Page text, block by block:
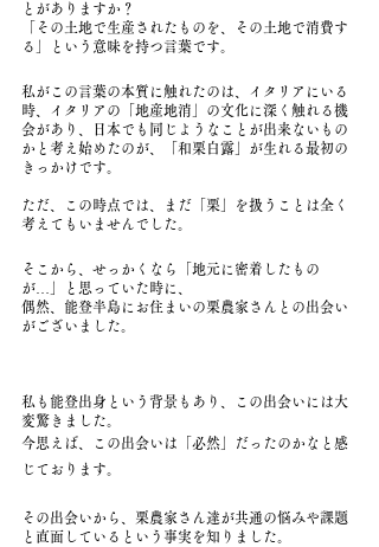
とがありますか？
「その土地で生産されたものを、その土地で消費す
る」という意味を持つ言葉です。
私がこの言葉の本質に触れたのは、イタリアにいる
時、イタリアの「地産地消」の文化に深く触れる機
会があり、日本でも同じようなことが出来ないもの
かと考え始めたのが、「和栗白露」が生れる最初の
きっかけです。
ただ、この時点では、まだ「栗」を扱うことは全く
考えてもいませんでした。
そこから、せっかくなら「地元に密着したもの
が…」と思っていた時に、
偶然、能登半島にお住まいの栗農家さんとの出会い
がございました。
私も能登出身という背景もあり、この出会いには大
変驚きました。
今思えば、この出会いは「必然」だったのかなと感
じております。
その出会いから、栗農家さん達が共通の悩みや課題
と直面しているという事実を知りました。